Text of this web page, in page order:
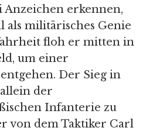
erkennen,
als militärisches Genie
floh er mitten in
um einer
Der Sieg in
der
Infanterie zu
von dem Taktiker Carl